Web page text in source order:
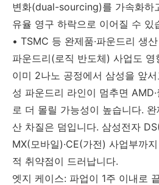
변화(dual-sourcing)를 가속화하
유율 영구 하락으로 이어질 수 있
• TSMC 등 완제품·파운드리 생
파운드리(로직 반도체) 사업도
이미 2나노 공정에서 삼성을 앞
성 파운드리 라인이 멈추면
로 더 몰릴 가능성이 높습니다. 완
산 차질은 덤입니다. 삼성전자
MX(모바일)·CE(가전) 사업부까
적 취약점이 드러납니다.
엣지 케이스: 파업이 1주 이내로